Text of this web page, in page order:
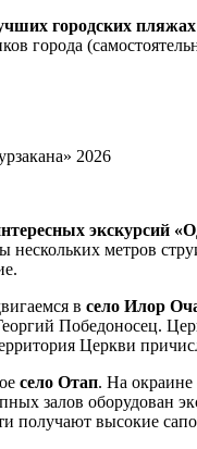
городских
города
экскурсий
метров
в село Илор
Победоносец.
Церкви
село Отап. На окраине
залов оборудован
получают высокие